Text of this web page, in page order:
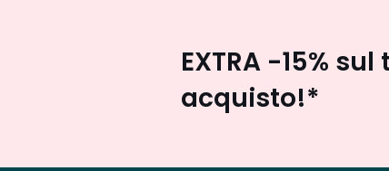
EXTRA -15%
acquisto!*